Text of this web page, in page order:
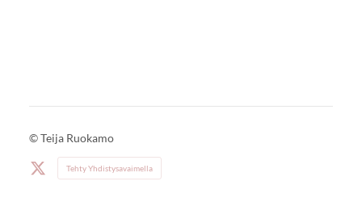
©Teija Ruokamo
Tehty Yhdistysavaimella